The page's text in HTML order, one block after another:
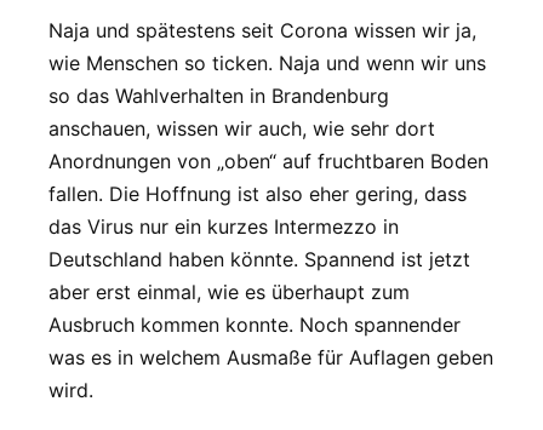
Naja und spätestens seit Corona wissen wir ja,
wie Menschen so ticken. Naja und wenn wir uns
so das Wahlverhalten in Brandenburg
anschauen, wissen wir auch, wie sehr dort
Anordnungen von „oben“ auf fruchtbaren Boden
fallen. Die Hoffnung ist also eher gering, dass
das Virus nur ein kurzes Intermezzo in
Deutschland haben könnte. Spannend ist jetzt
aber erst einmal, wie es überhaupt zum
Ausbruch kommen konnte. Noch spannender
was es in welchem Ausmaße für Auflagen geben
wird.